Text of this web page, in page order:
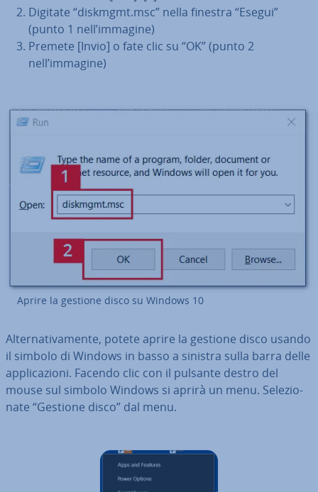
Digitate “diskmgmt.msc” nella finestra “Esegui”
(punto 1 nell’immagine)
Premete [Invio] o fate clic su “OK” (punto 2
nell’immagine)
Aprire la gestione disco su Windows 10
Al­ter­na­ti­va­men­te, potete aprire la gestione disco usando
il simbolo di Windows in basso a sinistra sulla barra delle
ap­pli­ca­zio­ni. Facendo clic con il pulsante destro del
mouse sul simbolo Windows si aprirà un menu. Se­le­zio­
na­te “Gestione disco” dal menu.